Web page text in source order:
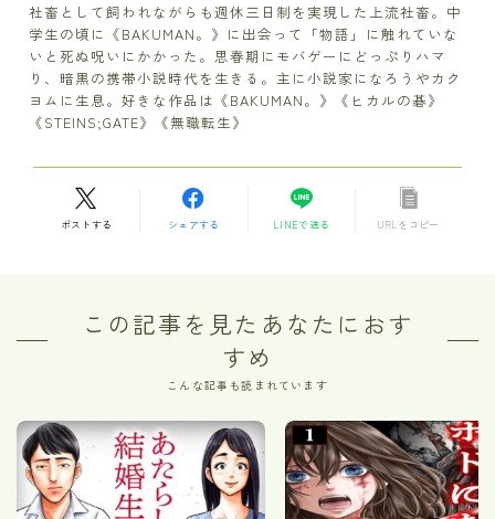
社畜として飼われながらも週休三日制を実現した上流社畜。中
学生の頃に《BAKUMAN。》に出会って「物語」に触れていな
いと死ぬ呪いにかかった。思春期にモバゲーにどっぷりハマ
り、暗黒の携帯小説時代を生きる。主に小説家になろうやカク
ヨムに生息。好きな作品は《BAKUMAN。》《ヒカルの碁》
《STEINS;GATE》《無職転生》
ポストする シェアする LINEで送る URLをコピー
この記事を見たあなたにおす
すめ
こんな記事も読まれています